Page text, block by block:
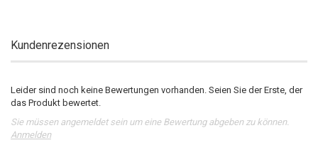
Kundenrezensionen
Leider sind noch keine Bewertungen vorhanden. Seien Sie der Erste, der
das Produkt bewertet.
Sie müssen angemeldet sein um eine Bewertung abgeben zu können.
Anmelden